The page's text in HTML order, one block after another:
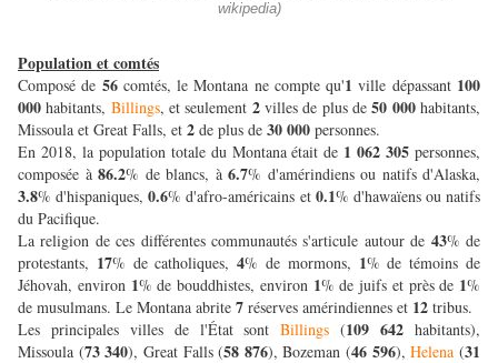
wikipedia)
Population et comtés
Composé de 56 comtés, le Montana ne compte qu'1 ville dépassant 100
000 habitants, Billings, et seulement 2villes de plus de50 000habitants,
Missoula et Great Falls, et 2 de plus de 30 000 personnes.
En 2018, la population totale du Montana était de 1 062 305 personnes,
composée à 86.2% de blancs, à 6.7% d'amérindiens ou natifs d'Alaska,
3.8% d'hispaniques,0.6% d'afro-américains et 0.1% d'hawaïens ou natifs
du Pacifique.
La religion de ces différentes communautés s'articule autour de 43% de
protestants, 17% de catholiques,4% de mormons, 1% de témoins de
Jéhovah, environ 1% de bouddhistes, environ 1% de juifs et près de 1%
de musulmans. Le Montana abrite 7 réserves amérindiennes et 12 tribus.
Les principales villes de l'État sontBillings (109 642 habitants),
Missoula (73 340), Great Falls (58 876), Bozeman (46 596),Helena (31